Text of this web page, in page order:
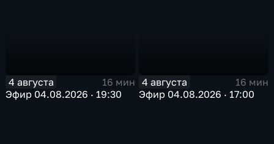
4 августа
16 мин
Эфир 04.08.2026 · 19:30
4 августа
16 мин
Эфир 04.08.2026 · 17:00